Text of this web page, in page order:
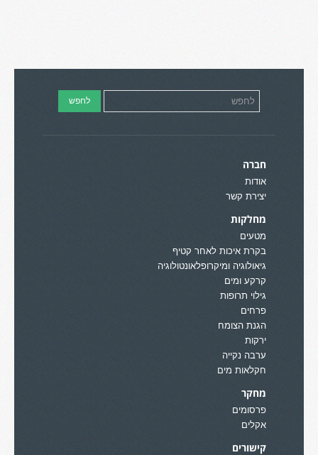
חברה
אודות
יצירת קשר
מחלקות
מטעים
בקרת איכות לאחר קטיף
גיאולוגיה ומיקרופלאונטולוגיה
קרקע ומים
גילוי תרופות
פרחים
הגנת הצומח
ירקות
ערבה נקייה
חקלאות מים
מחקר
פרסומים
אקלים
קישורים